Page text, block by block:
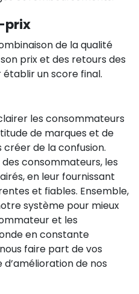
prix
de la qualité
prix et des retours des
un score final.
les consommateurs
de marques et de
de la confusion.
consommateurs, les
en leur fournissant
et fiables. Ensemble,
système pour mieux
et les
en constante
faire part de vos
de nos